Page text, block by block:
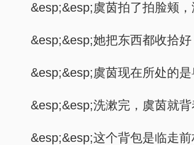
&esp;&esp;虞茵拍了拍脸颊，
&esp;&esp;她把东西都收拾
&esp;&esp;虞茵现在所处的
&esp;&esp;洗漱完，虞茵就
&esp;&esp;这个背包是临走